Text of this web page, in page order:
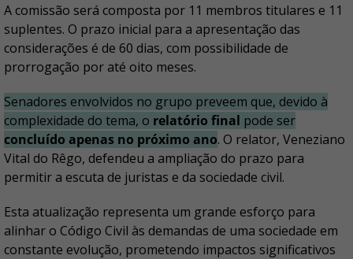
A comissão será composta por 11 membros titulares e 11
suplentes. O prazo inicial para a apresentação das
considerações é de 60 dias, com possibilidade de
prorrogação por até oito meses.
Senadores envolvidos no grupo preveem que, devido à
complexidade do tema, o relatório final pode ser
concluído apenas no próximo ano. O relator, Veneziano
Vital do Rêgo, defendeu a ampliação do prazo para
permitir a escuta de juristas e da sociedade civil.
Esta atualização representa um grande esforço para
alinhar o Código Civil às demandas de uma sociedade em
constante evolução, prometendo impactos significativos